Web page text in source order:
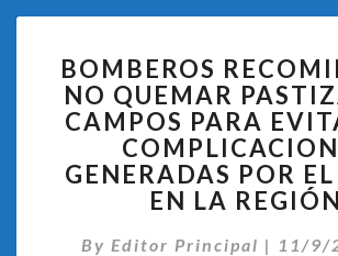
NO
QUEMAR
Y
CAMPOS
PARA
EVITAR
BOMBEROS
NO QUEMAR
CAMPOS PARA
GENERADAS POR
EN LA REGIÓN
By Editor Principal | 11/9/